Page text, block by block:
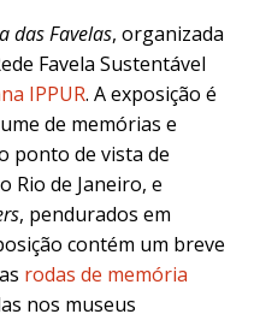
das Favelas, organizada
Favela Sustentável
IPPUR. A exposição é
de memórias e
ponto de vista de
Rio de Janeiro, e
, pendurados em
contém um breve
rodas de memória
nos museus